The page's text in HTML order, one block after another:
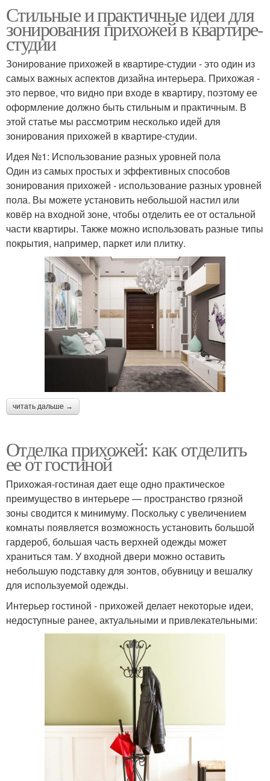
Стильные и практичные идеи для
зонирования прихожей в квартире-
студии
Зонирование прихожей в квартире-студии - это один из
самых важных аспектов дизайна интерьера. Прихожая -
это первое, что видно при входе в квартиру, поэтому ее
оформление должно быть стильным и практичным. В
этой статье мы рассмотрим несколько идей для
зонирования прихожей в квартире-студии.
Идея №1: Использование разных уровней пола
Один из самых простых и эффективных способов
зонирования прихожей - использование разных уровней
пола. Вы можете установить небольшой настил или
ковёр на входной зоне, чтобы отделить ее от остальной
части квартиры. Также можно использовать разные типы
покрытия, например, паркет или плитку.
читать дальше →
Отделка прихожей: как отделить
ее от гостиной
Прихожая-гостиная дает еще одно практическое
преимущество в интерьере — пространство грязной
зоны сводится к минимуму. Поскольку с увеличением
комнаты появляется возможность установить большой
гардероб, большая часть верхней одежды может
храниться там. У входной двери можно оставить
небольшую подставку для зонтов, обувницу и вешалку
для используемой одежды.
Интерьер гостиной - прихожей делает некоторые идеи,
недоступные ранее, актуальными и привлекательными: